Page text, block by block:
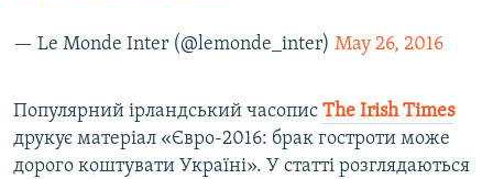
— Le Monde Inter (@lemonde_inter) May 26, 2016
Популярний ірландський часопис The Irish Times
друкує матеріал «Євро-2016: брак гостроти може
дорого коштувати Україні». У статті розглядаються